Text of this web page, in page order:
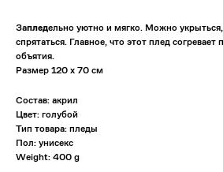
Запледельно уютно и мягко. Можно укрыться,
спрятаться. Главное, что этот плед
объятия.
Размер 120 х 70 см
Состав: акрил
Цвет: голубой
Тип товара: пледы
Пол: унисекс
Weight: 400 g